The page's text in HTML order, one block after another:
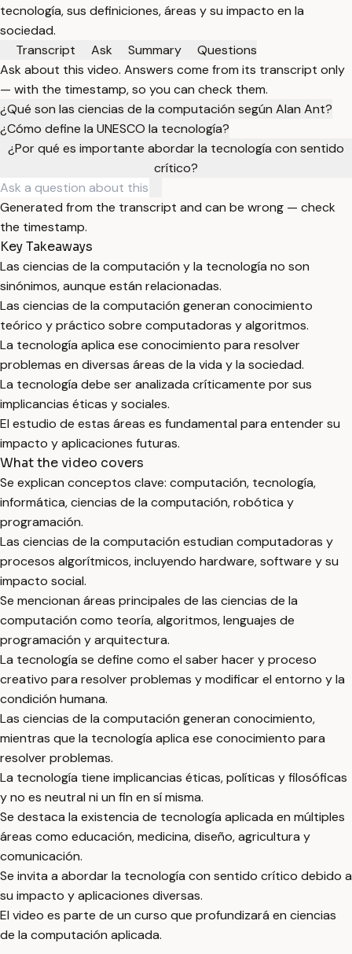
tecnología, sus definiciones, áreas y su impacto en la
sociedad.
Transcript
Ask Summary
Questions
Ask about this video. Answers come from its transcript only
— with the timestamp, so you can check them.
¿Qué son las ciencias de la computación según Alan Ant?
¿Cómo define la UNESCO la tecnología?
¿Por qué es importante abordar la tecnología con sentido
crítico?
Generated from the transcript and can be wrong — check
the timestamp.
Key Takeaways
Las ciencias de la computación y la tecnología no son
sinónimos, aunque están relacionadas.
Las ciencias de la computación generan conocimiento
teórico y práctico sobre computadoras y algoritmos.
La tecnología aplica ese conocimiento para resolver
problemas en diversas áreas de la vida y la sociedad.
La tecnología debe ser analizada críticamente por sus
implicancias éticas y sociales.
El estudio de estas áreas es fundamental para entender su
impacto y aplicaciones futuras.
What the video covers
Se explican conceptos clave: computación, tecnología,
informática, ciencias de la computación, robótica y
programación.
Las ciencias de la computación estudian computadoras y
procesos algorítmicos, incluyendo hardware, software y su
impacto social.
Se mencionan áreas principales de las ciencias de la
computación como teoría, algoritmos, lenguajes de
programación y arquitectura.
La tecnología se define como el saber hacer y proceso
creativo para resolver problemas y modificar el entorno y la
condición humana.
Las ciencias de la computación generan conocimiento,
mientras que la tecnología aplica ese conocimiento para
resolver problemas.
La tecnología tiene implicancias éticas, políticas y filosóficas
y no es neutral ni un fin en sí misma.
Se destaca la existencia de tecnología aplicada en múltiples
áreas como educación, medicina, diseño, agricultura y
comunicación.
Se invita a abordar la tecnología con sentido crítico debido a
su impacto y aplicaciones diversas.
El video es parte de un curso que profundizará en ciencias
de la computación aplicada.